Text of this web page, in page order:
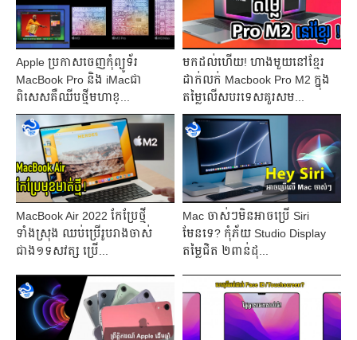
Apple ប្រកាសចេញ​កុំព្យូទ័រ
MacBook Pro និង iMacជា
ពិសេស​គឺ​ឈីបថ្មីមហាខ្...
មកដល់ហើយ! ហាងមួយនៅខ្មែរ
ដាក់លក់ Macbook Pro M2 ក្នុង
តម្លៃលើសបរទេសគួរសម...
MacBook Air 2022 កែប្រែថ្មី
ទាំងស្រុង ឈប់ប្រើរូបរាងចាស់
ជាង១ទសវត្ស​ ប្រើ...
Mac ចាស់ៗមិនអាចប្រើ Siri
មែនទេ? កុំភ័យ Studio Display
តម្លៃជិត ២ពាន់ដុ...